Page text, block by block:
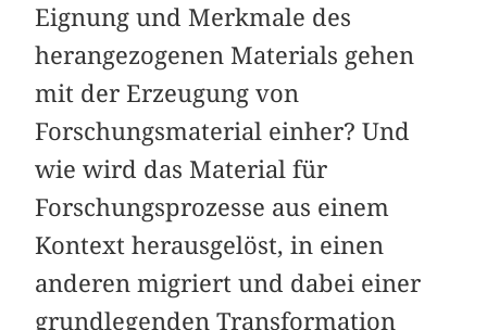
Eignung und Merkmale des
herangezogenen Materials gehen
mit der Erzeugung von
Forschungsmaterial einher? Und
wie wird das Material für
Forschungsprozesse aus einem
Kontext herausgelöst, in einen
anderen migriert und dabei einer
grundlegenden Transformation